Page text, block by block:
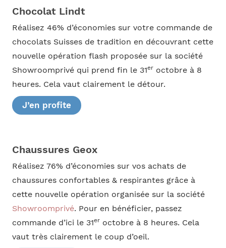
Chocolat Lindt
Réalisez 46% d’économies sur votre commande de
chocolats Suisses de tradition en découvrant cette
nouvelle opération flash proposée sur la société
Showroomprivé qui prend fin le 31eroctobre à 8
heures. Cela vaut clairement le détour.
J’en profite
Chaussures Geox
Réalisez 76% d’économies sur vos achats de
chaussures confortables & respirantes grâce à
cette nouvelle opération organisée sur la société
Showroomprivé. Pour en bénéficier, passez
commande d’ici le 31eroctobre à 8 heures. Cela
vaut très clairement le coup d’oeil.